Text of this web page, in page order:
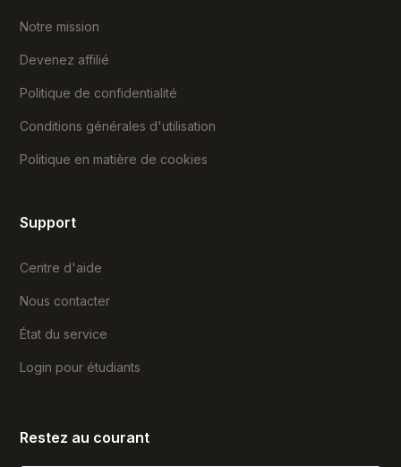
Notre mission
Devenez affilié
Politique de confidentialité
Conditions générales d'utilisation
Politique en matière de cookies
Support
Centre d'aide
Nous contacter
État du service
Login pour étudiants
Restez au courant